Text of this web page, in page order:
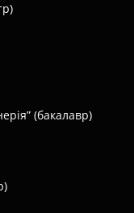
(бакалавр)